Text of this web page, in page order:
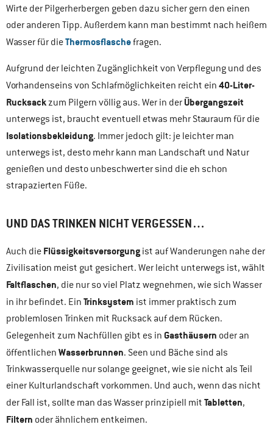
Wirte der Pilgerherbergen geben dazu sicher gern den einen
oder anderen Tipp. Außerdem kann man bestimmt nach heißem
Wasser für dieThermosflaschefragen.
Aufgrund der leichten Zugänglichkeit von Verpflegung und des
Vorhandenseins von Schlafmöglichkeiten reicht ein 40-Liter-
Rucksackzum Pilgern völlig aus. Wer in der Übergangszeit
unterwegs ist, braucht eventuell etwas mehr Stauraum für die
Isolationsbekleidung. Immer jedoch gilt: je leichter man
unterwegs ist, desto mehr kann man Landschaft und Natur
genießen und desto unbeschwerter sind die eh schon
strapazierten Füße.
UND DAS TRINKEN NICHT VERGESSEN…
Auch die Flüssigkeitsversorgung ist auf Wanderungen nahe der
Zivilisation meist gut gesichert. Wer leicht unterwegs ist, wählt
Faltflaschen, die nur so viel Platz wegnehmen, wie sich Wasser
in ihr befindet. Ein Trinksystem ist immer praktisch zum
problemlosen Trinken mit Rucksack auf dem Rücken.
Gelegenheit zum Nachfüllen gibt es in Gasthäusern oder an
öffentlichen Wasserbrunnen. Seen und Bäche sind als
Trinkwasserquelle nur solange geeignet, wie sie nicht als Teil
einer Kulturlandschaft vorkommen. Und auch, wenn das nicht
der Fall ist, sollte man das Wasser prinzipiell mit Tabletten,
Filtern oder ähnlichem entkeimen.